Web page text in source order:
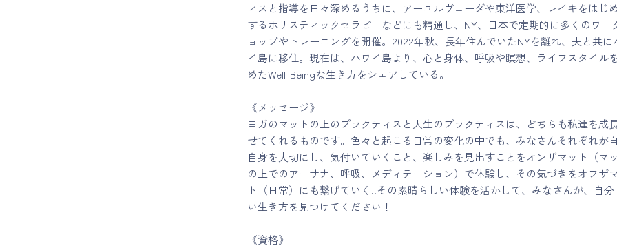
ィスと指導を日々深めるうちに、アーユルヴェーダや東洋医学、レイキをはじ
するホリスティックセラピーなどにも精通し、NY、日本で定期的に多くのワー
ョップやトレーニングを開催。2022年秋、長年住んでいたNYを離れ、夫と共に
イ島に移住。現在は、ハワイ島より、心と身体、呼吸や瞑想、ライフスタイル
めたWell-Beingな生き方をシェアしている。
《メッセージ》
ヨガのマットの上のプラクティスと人生のプラクティスは、どちらも私達を成
せてくれるものです。色々と起こる日常の変化の中でも、みなさんそれぞれが
自身を大切にし、気付いていくこと、楽しみを見出すことをオンザマット（マ
の上でのアーサナ、呼吸、メディテーション）で体験し、その気づきをオフザ
ト（日常）にも繋げていく..その素晴らしい体験を活かして、みなさんが、自
い生き方を見つけてください！
《資格》